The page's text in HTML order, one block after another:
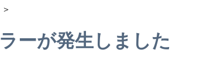
＞
ーが発生しました